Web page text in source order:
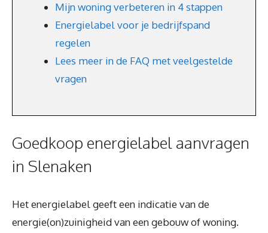
Mijn woning verbeteren in 4 stappen
Energielabel voor je bedrijfspand
regelen
Lees meer in de FAQ met veelgestelde
vragen
Goedkoop energielabel aanvragen
in Slenaken
Het energielabel geeft een indicatie van de
energie(on)zuinigheid van een gebouw of woning.